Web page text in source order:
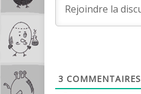
3 COMMENTAIRES